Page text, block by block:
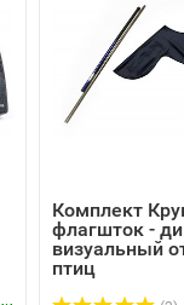
Комплект
флагшток -
визуальный
птиц